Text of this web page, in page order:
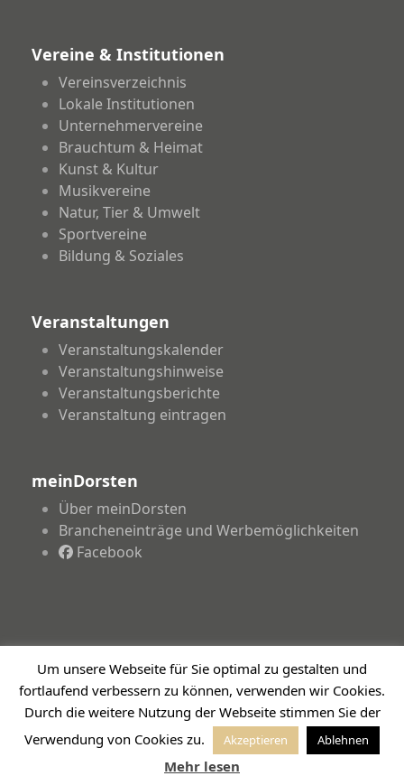
Vereine & Institutionen
Vereinsverzeichnis
Lokale Institutionen
Unternehmervereine
Brauchtum & Heimat
Kunst & Kultur
Musikvereine
Natur, Tier & Umwelt
Sportvereine
Bildung & Soziales
Veranstaltungen
Veranstaltungskalender
Veranstaltungshinweise
Veranstaltungsberichte
Veranstaltung eintragen
meinDorsten
Über meinDorsten
Brancheneinträge und Werbemöglichkeiten
Facebook
Copyright 2026 - meinDorsten.de - Informationen für
unsere Region
ImpressumDatenschutzerklärungHaftungsausschluss
Um unsere Webseite für Sie optimal zu gestalten und
fortlaufend verbessern zu können, verwenden wir Cookies.
Durch die weitere Nutzung der Webseite stimmen Sie der
Verwendung von Cookies zu.
Akzeptieren Ablehnen
Mehr lesen